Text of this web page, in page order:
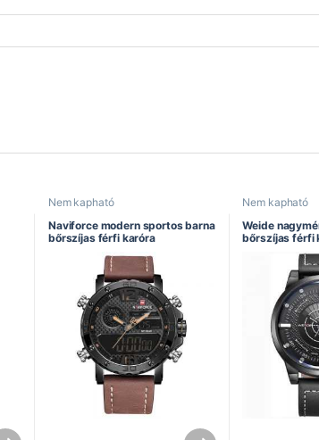
Nem kapható
Naviforce modern sportos barna
bőrszíjas férfi karóra
Nem kapható
Weide
bőrszíjas férfi